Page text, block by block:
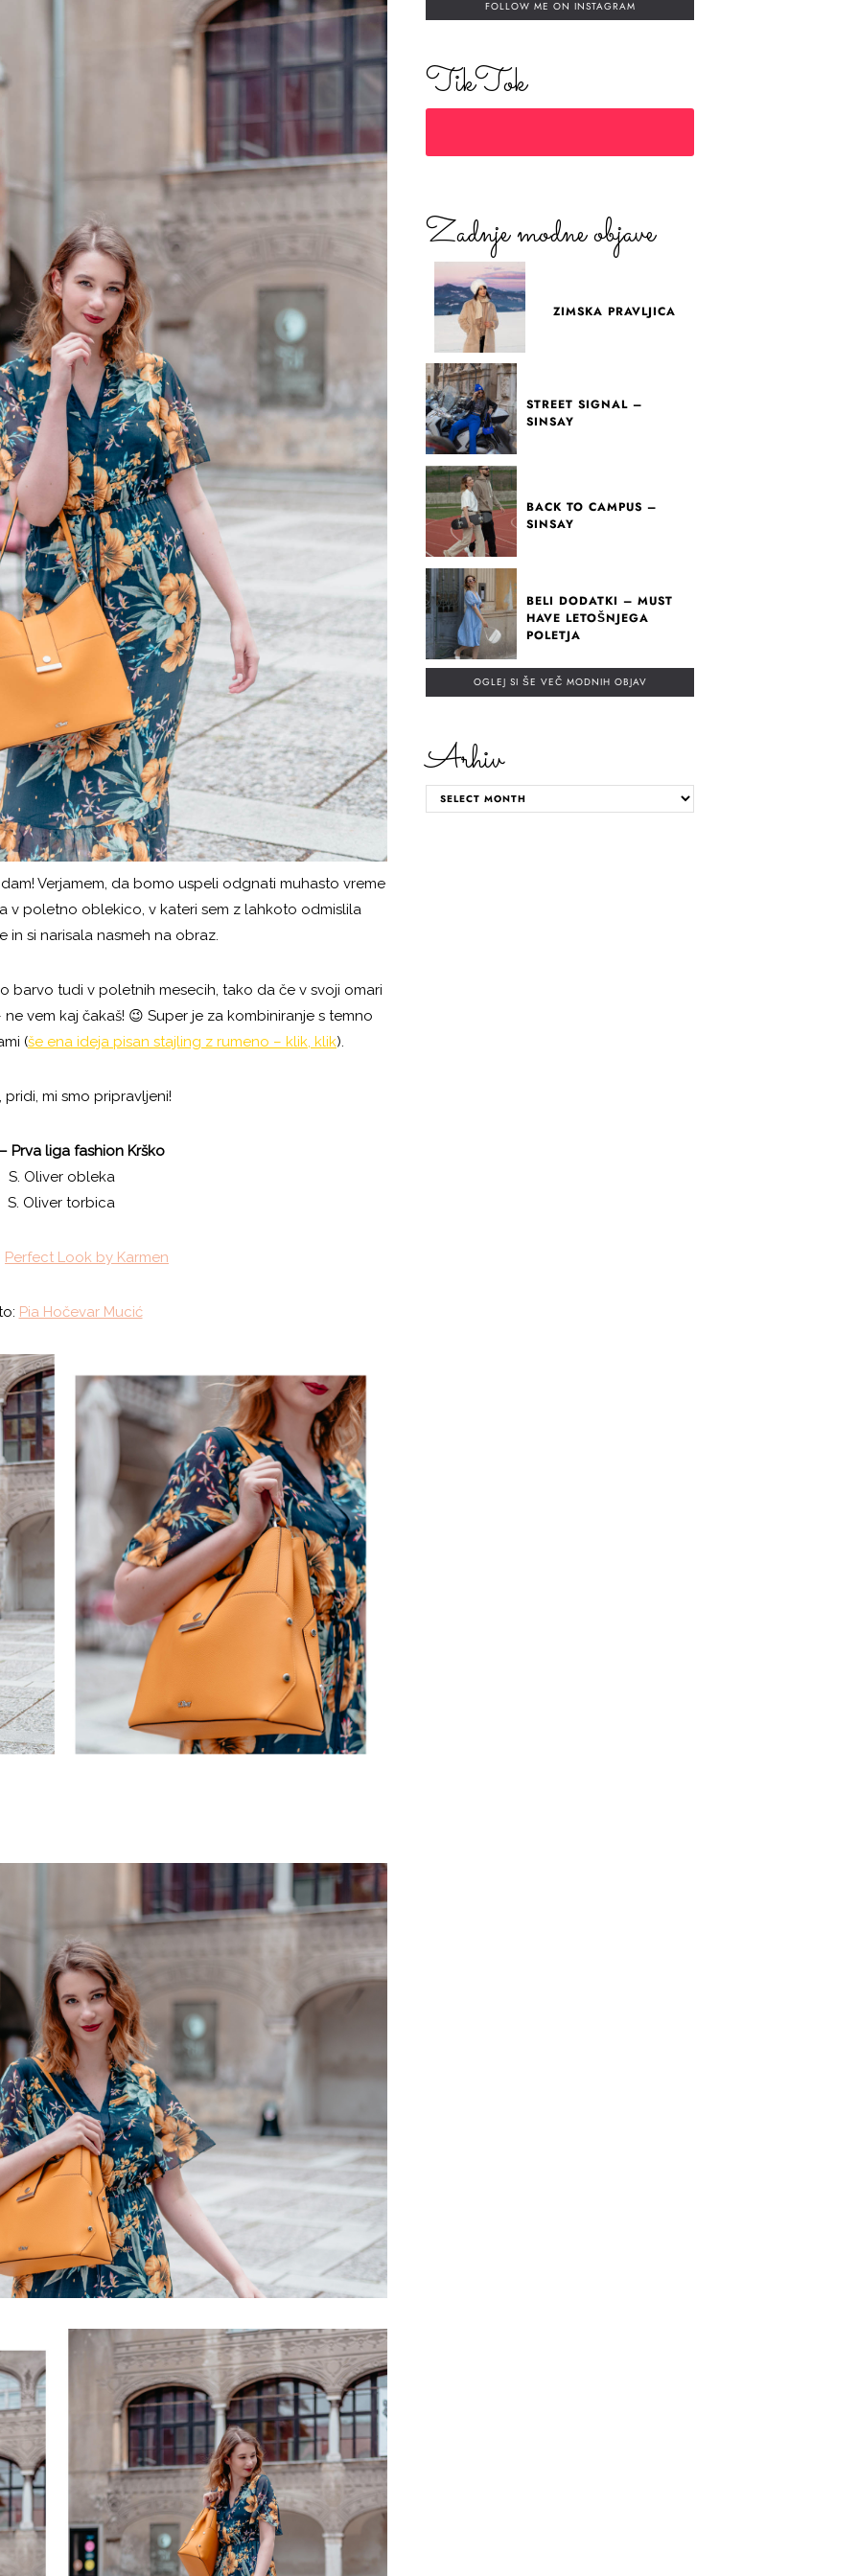
Verjamem, da bomo uspeli odgnati muhasto vreme
v poletno oblekico, v kateri sem z lahkoto odmislila
in si narisala nasmeh na obraz.
barvo tudi v poletnih mesecih, tako da če v svoji omari
vem kaj čakaš! 😉 Super je za kombiniranje s temno
(še ena ideja pisan stajling z rumeno – klik, klik).
pridi, mi smo pripravljeni!
Prva liga fashion Krško
S. Oliver obleka
S. Oliver torbica
Perfect Look by Karmen
Pia Hočevar Mucić
FOLLOW ME ON INSTAGRAM
TikTok
Zadnje modne objave
ZIMSKA PRAVLJICA
STREET SIGNAL –
SINSAY
BACK TO CAMPUS –
SINSAY
BELI DODATKI – MUST
HAVE LETOŠNJEGA
POLETJA
OGLEJ SI ŠE VEČ MODNIH OBJAV
Arhiv
ARHIV